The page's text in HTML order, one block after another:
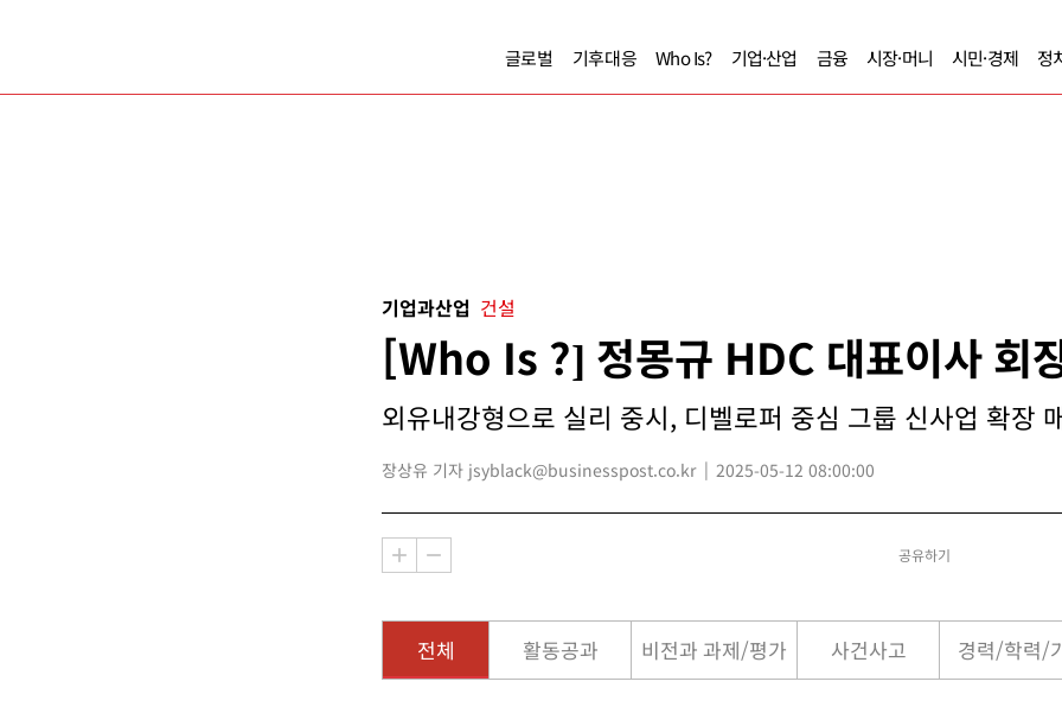
글로벌 기후대응 Who Is? 기업·산업 금융 시장·머니 시민·경제 정
기업과산업 건설
[Who Is ?] 정몽규 HDC 대표이사 회
외유내강형으로 실리 중시, 디벨로퍼 중심 그룹 신사업 확장
장상유 기자 jsyblack@businesspost.co.kr 2025-05-12 08:00:00
공유하기
전체 활동공과 비전과 과제/평가 사건사고 경력/학력/